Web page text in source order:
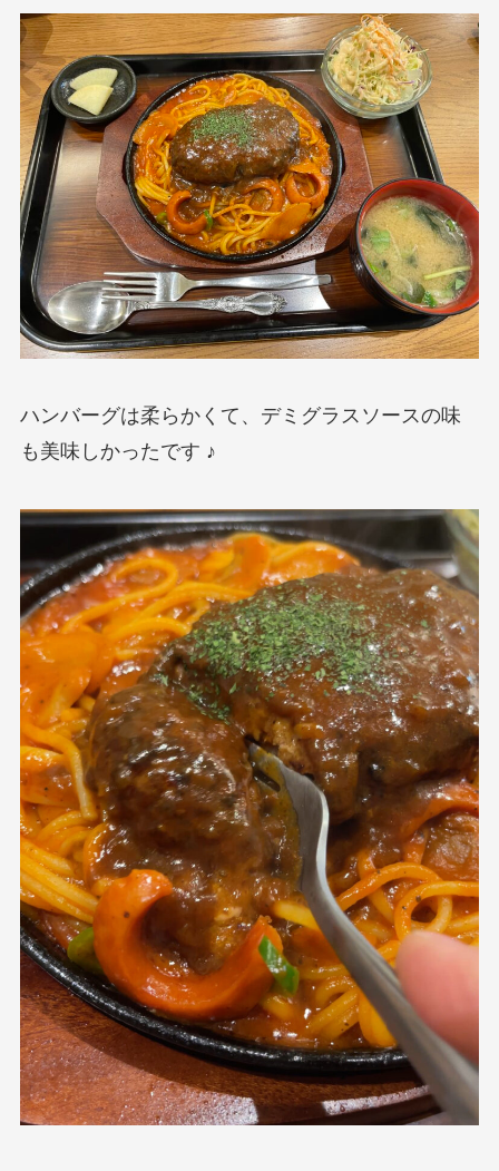
ハンバーグは柔らかくて、デミグラスソースの味
も美味しかったです ♪